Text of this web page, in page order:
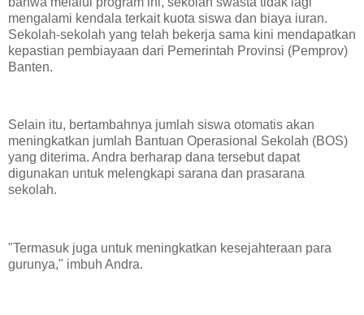
mengalami kendala terkait kuota siswa dan biaya iuran.
Sekolah-sekolah yang telah bekerja sama kini mendapatkan
kepastian pembiayaan dari Pemerintah Provinsi (Pemprov)
Banten.
​Selain itu, bertambahnya jumlah siswa otomatis akan
meningkatkan jumlah Bantuan Operasional Sekolah (BOS)
yang diterima. Andra berharap dana tersebut dapat
digunakan untuk melengkapi sarana dan prasarana
sekolah.
​"Termasuk juga untuk meningkatkan kesejahteraan para
gurunya," imbuh Andra.